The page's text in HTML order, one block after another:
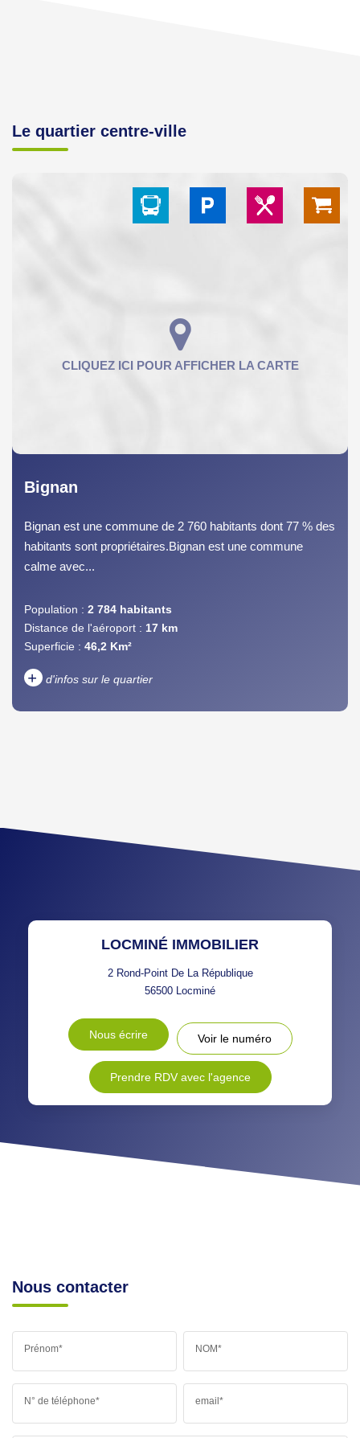
Le quartier centre-ville
Bignan
Bignan est une commune de 2 760 habitants dont 77 % des
habitants sont propriétaires.Bignan est une commune
calme avec...
Population : 2 784 habitants
Distance de l'aéroport : 17 km
Superficie : 46,2 Km²
+ d'infos sur le quartier
TAUX DE PROPRIÉTAIRES
DISTANCE DE L'AÉROPORT :
LOCMINÉ IMMOBILIER
2 Rond-Point De La République
56500 Locminé
Nous écrire Voir le numéro
Prendre RDV avec l'agence
Nous contacter
Prénom* NOM*
N° de téléphone* email*